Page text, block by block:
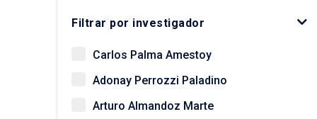
Filtrar por investigador
Carlos Palma Amestoy
Adonay Perrozzi Paladino
Arturo Almandoz Marte